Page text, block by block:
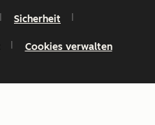
Sicherheit
Cookies verwalten